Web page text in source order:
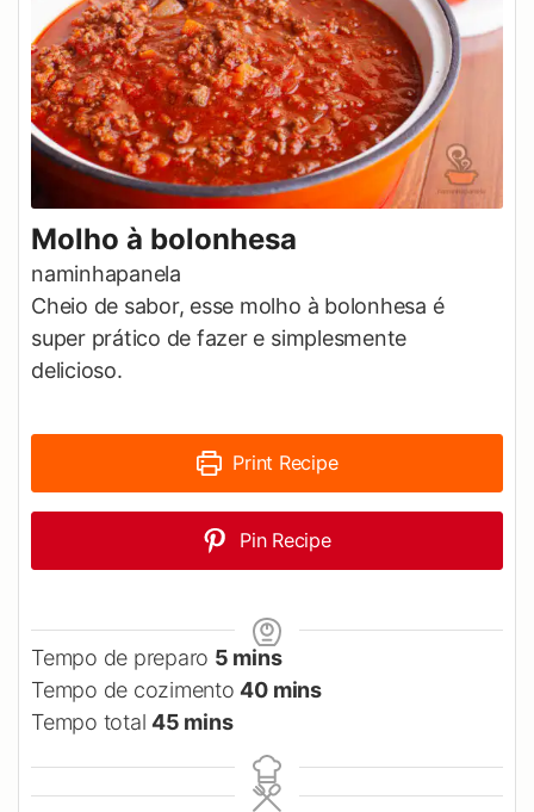
Molho à bolonhesa
naminhapanela
Cheio de sabor, esse molho à bolonhesa é
super prático de fazer e simplesmente
delicioso.
Print Recipe
Pin Recipe
Tempo de preparo 5minutes
mins
Tempo de cozimento40minutes
mins
Tempo total45minutes
mins